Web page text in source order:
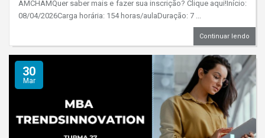
AMCHAMQuer saber mais e fazer sua inscrição? Clique aqui!Início:
08/04/2026Carga horária: 154 horas/aulaDuração: 7 ...
Continuar lendo
30
Mar